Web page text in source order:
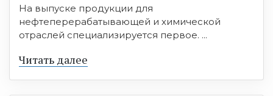
На выпуске продукции для
нефтеперерабатывающей и химической
отраслей специализируется первое. ...
Читать далее